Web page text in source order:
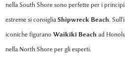
nella South Shore sono perfette per i
estreme si consiglia Shipwreck Beach.
iconiche figurano Waikīkī Beach ad
nella North Shore per gli esperti.